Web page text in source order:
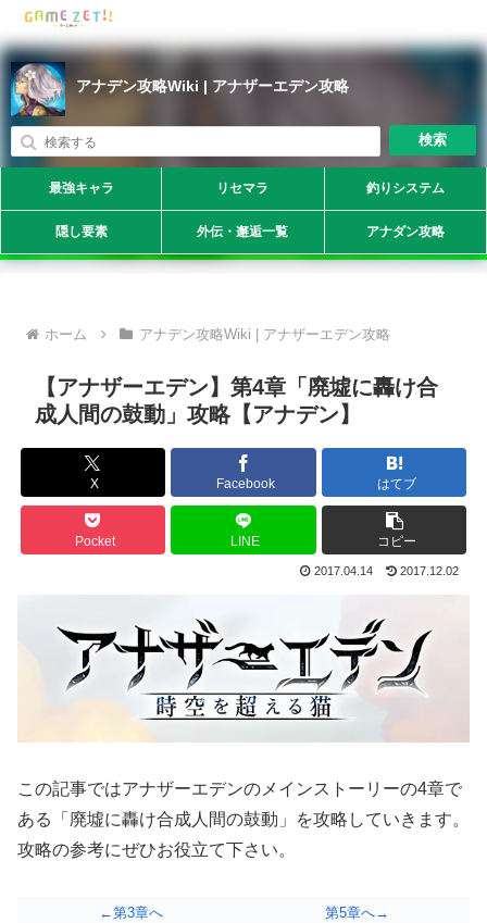
アナデン攻略Wiki | アナザーエデン攻略
検索
最強キャラ リセマラ 釣りシステム
隠し要素 外伝・邂逅一覧 アナダン攻略
ホーム アナデン攻略Wiki | アナザーエデン攻略
【アナザーエデン】第4章「廃墟に轟け合
成人間の鼓動」攻略【アナデン】
X Facebook はてブ
Pocket LINE コピー
2017.04.14 2017.12.02
この記事ではアナザーエデンのメインストーリーの4章で
ある「廃墟に轟け合成人間の鼓動」を攻略していきます。
攻略の参考にぜひお役立て下さい。
←第3章へ 第5章へ→